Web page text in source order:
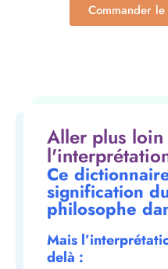
Commander
Aller plus loin
Ce
signification
philosophe
Mais
delà :